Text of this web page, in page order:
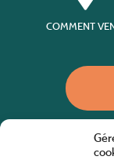
COMMENT